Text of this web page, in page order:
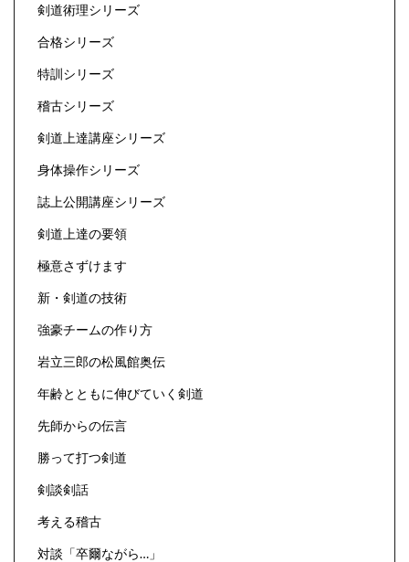
剣道術理シリーズ
合格シリーズ
特訓シリーズ
稽古シリーズ
剣道上達講座シリーズ
身体操作シリーズ
誌上公開講座シリーズ
剣道上達の要領
極意さずけます
新・剣道の技術
強豪チームの作り方
岩立三郎の松風館奥伝
年齢とともに伸びていく剣道
先師からの伝言
勝って打つ剣道
剣談剣話
考える稽古
対談「卒爾ながら…」